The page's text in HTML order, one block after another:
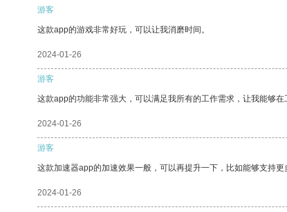
游客
这款app的游戏非常好玩，可以让我消磨时间。
2024-01-26
游客
这款app的功能非常强大，可以满足我所有的工作需求，让我能够在
2024-01-26
游客
这款加速器app的加速效果一般，可以再提升一下，比如能够支持更
2024-01-26